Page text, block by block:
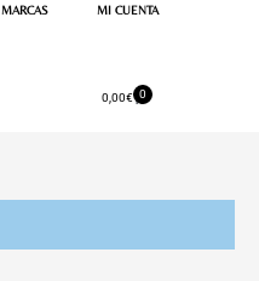
MARCAS MI CUENTA
0,00€ 0
Carrito